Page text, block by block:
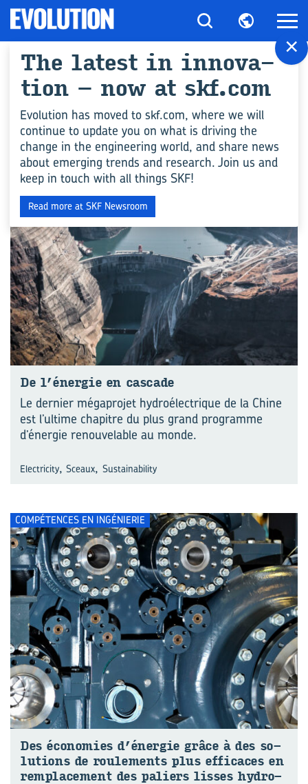
All ar­ticles for "Sus­
tai­na­bi­li­ty"
COMPÉTENCES EN INGÉNIERIE
De l’éner­gie en cas­cade
Le dernier mégaprojet hydroélectrique de la Chine
est l’ultime chapitre du plus grand pro‍gramme
d’énergie renouvelable au monde.
Electricity, Sceaux, Sustainability
COMPÉTENCES EN INGÉNIERIE
Des éco­no­mies d’éner­gie grâce à des so­
lu­tions de rou­le­ments plus ef­fi­caces en
rem­pla­ce­ment des pa­liers lisses hy­dro­
×
The la­test in in­no­va­
tion – now at skf.com
Evolution has moved to skf.com, where we will
continue to update you on what is driving the
change in the engineering world, and share news
about emerging trends and research. Join us and
keep in touch with all things SKF!
Read more at SKF Newsroom